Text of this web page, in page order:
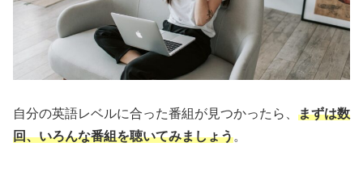
自分の英語レベルに合った番組が見つかったら、 まずは数
回、いろんな番組を聴いてみましょう。